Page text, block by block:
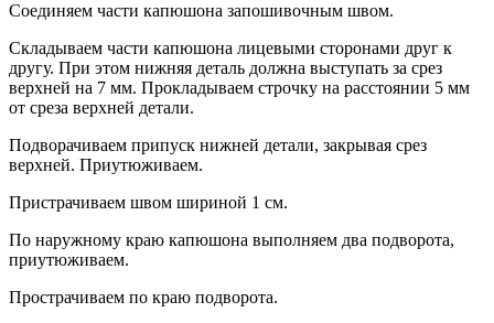
Соединяем части капюшона запошивочным швом.
Складываем части капюшона лицевыми сторонами друг к
другу. При этом нижняя деталь должна выступать за срез
верхней на 7 мм. Прокладываем строчку на расстоянии 5 мм
от среза верхней детали.
Подворачиваем припуск нижней детали, закрывая срез
верхней. Приутюживаем.
Пристрачиваем швом шириной 1 см.
По наружному краю капюшона выполняем два подворота,
приутюживаем.
Прострачиваем по краю подворота.